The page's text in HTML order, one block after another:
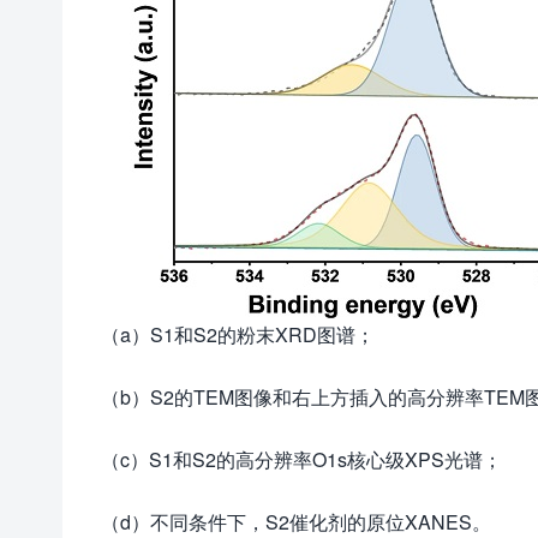
（a）S1和S2的粉末XRD图谱；
（b）S2的TEM图像和右上方插入的高分辨率TEM
（c）S1和S2的高分辨率O1s核心级XPS光谱；
（d）不同条件下，S2催化剂的原位XANES。